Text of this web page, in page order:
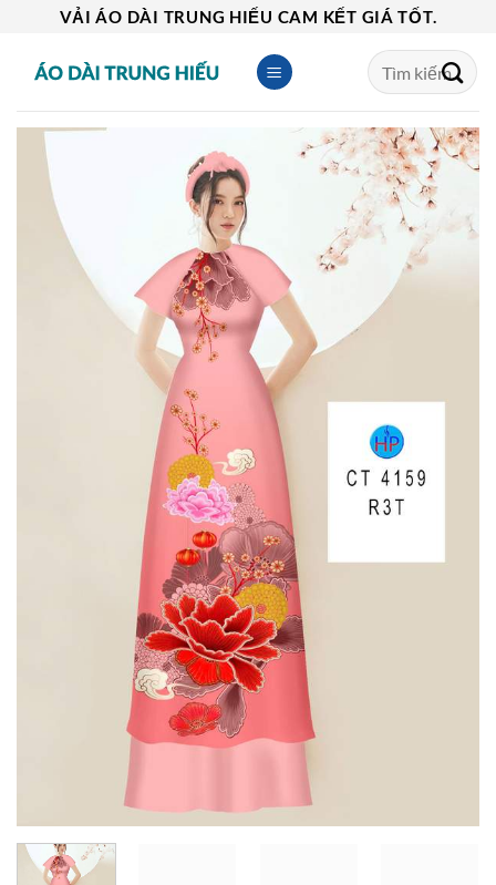
content
VẢI ÁO DÀI TRUNG HIẾU CAM KẾT GIÁ TỐT.
Tìm
kiếm: